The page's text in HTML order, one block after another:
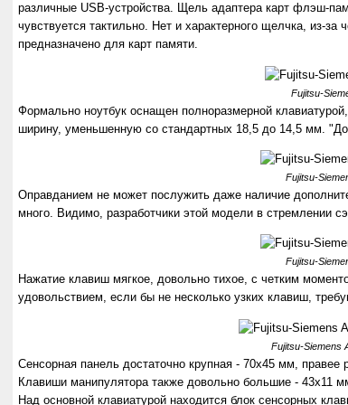
различные USB-устройства. Щель адаптера карт флэш-
чувствуется тактильно. Нет и характерного щелчка, из-за
предназначено для карт памяти.
Fujitsu-
Формально ноутбук оснащен полноразмерной
ширину, уменьшенную со стандартных 18,5 до 14,5 мм.
Fujitsu-
Оправданием не может послужить даже наличие
много. Видимо, разработчики этой модели в стремлении
Fujitsu-
Нажатие клавиш мягкое, довольно тихое, с четким
удовольствием, если бы не несколько узких клавиш,
Fujitsu-Siemens
Сенсорная панель достаточно крупная - 70х45 мм,
Клавиши манипулятора также довольно большие - 43х11
Над основной клавиатурой находится блок сенсорных